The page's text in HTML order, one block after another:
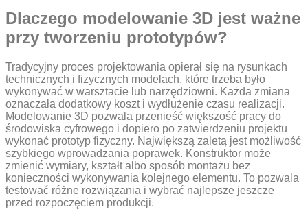
Dlaczego modelowanie 3D jest ważne
przy tworzeniu prototypów?
Tradycyjny proces projektowania opierał się na rysunkach
technicznych i fizycznych modelach, które trzeba było
wykonywać w warsztacie lub narzędziowni. Każda zmiana
oznaczała dodatkowy koszt i wydłużenie czasu realizacji.
Modelowanie 3D pozwala przenieść większość pracy do
środowiska cyfrowego i dopiero po zatwierdzeniu projektu
wykonać prototyp fizyczny. Największą zaletą jest możliwość
szybkiego wprowadzania poprawek. Konstruktor może
zmienić wymiary, kształt albo sposób montażu bez
konieczności wykonywania kolejnego elementu. To pozwala
testować różne rozwiązania i wybrać najlepsze jeszcze
przed rozpoczęciem produkcji.